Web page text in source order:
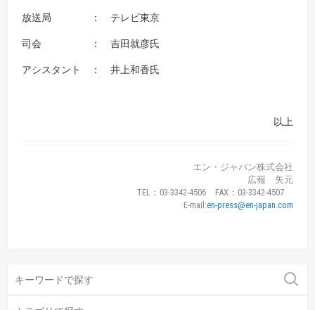
放送局 ： テレビ東京
司会 ： 吉田就彦氏
アシスタント ： 井上和香氏
以上
エン・ジャパン株式会社
広報 矢元
TEL：03-3342-4506 FAX：03-3342-4507
E-mail:en-press@en-japan.com